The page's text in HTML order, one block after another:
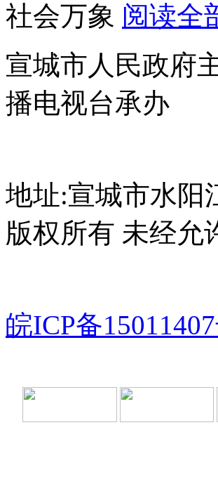
社会万象 阅读全
宣城市人民政府
播电视台承办
地址:宣城市水阳
版权所有 未经允
皖ICP备